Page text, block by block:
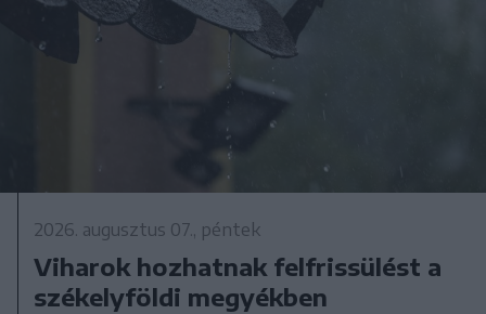
2026. augusztus 07., péntek
Viharok hozhatnak felfrissülést a
székelyföldi megyékben